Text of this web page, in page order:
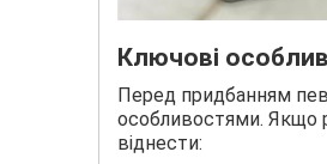
Ключові
Перед придбанням
особливостями. Якщо
віднести: